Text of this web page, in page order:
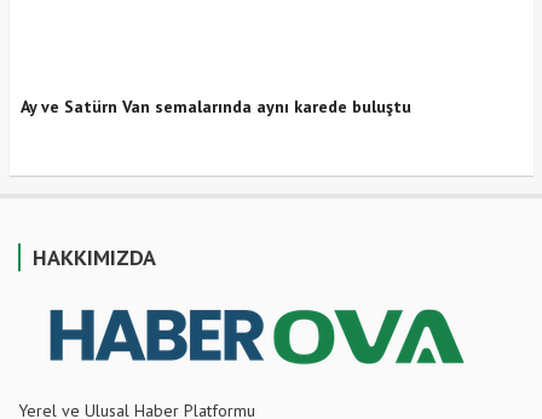
Ay ve Satürn Van semalarında aynı karede buluştu
HAKKIMIZDA
Yerel ve Ulusal Haber Platformu